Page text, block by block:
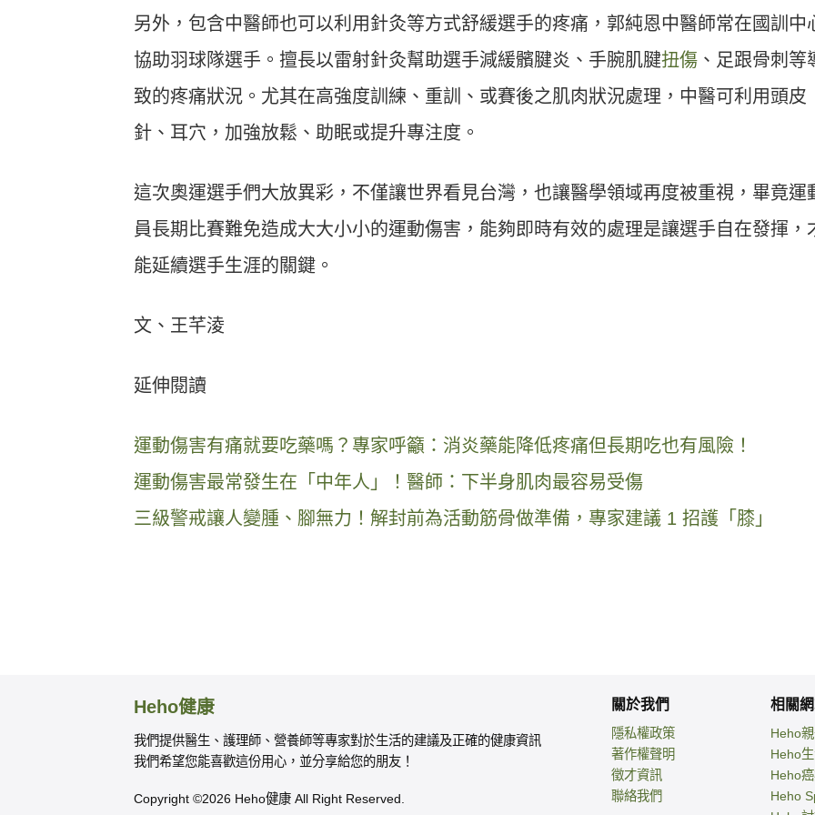
另外，包含中醫師也可以利用針灸等方式舒緩選手的疼痛，郭純恩中醫師常在國訓中
協助羽球隊選手。擅長以雷射針灸幫助選手減緩髕腱炎、手腕肌腱扭傷 、足跟骨刺等
致的疼痛狀況。尤其在高強度訓練、重訓、或賽後之肌肉狀況處理，中醫可利用頭皮
針、耳穴，加強放鬆、助眠或提升專注度。
這次奧運選手們大放異彩，不僅讓世界看見台灣，也讓醫學領域再度被重視，畢竟運
員長期比賽難免造成大大小小的運動傷害，能夠即時有效的處理是讓選手自在發揮，
能延續選手生涯的關鍵。
文、王芊淩
延伸閱讀
運動傷害有痛就要吃藥嗎？專家呼籲：消炎藥能降低疼痛但長期吃也有風險！
運動傷害最常發生在「中年人」！醫師：下半身肌肉最容易受傷
三級警戒讓人變腫、腳無力！解封前為活動筋骨做準備，專家建議 1 招護「膝」
Heho健康
我們提供醫生、護理師、營養師等專家對於生活的建議及正確的健康資訊
我們希望您能喜歡這份用心，並分享給您的朋友！
Copyright ©2026 Heho健康 All Right Reserved.
關於我們
隱私權政策
著作權聲明
徵才資訊
聯絡我們
相關
Heho
Heho
Heho
Heho